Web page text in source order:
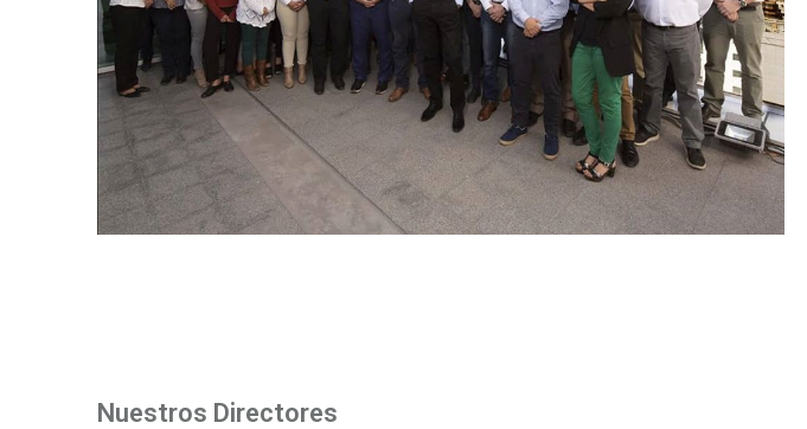
Nuestros Directores